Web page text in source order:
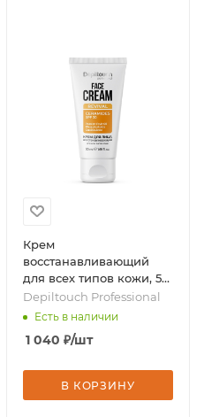
Крем
восстанавливающий
для всех типов кожи, 50
мл, бренд - Depiltouch
Professional
Depiltouch Professional
Есть в наличии
1 040 ₽/шт
В КОРЗИНУ